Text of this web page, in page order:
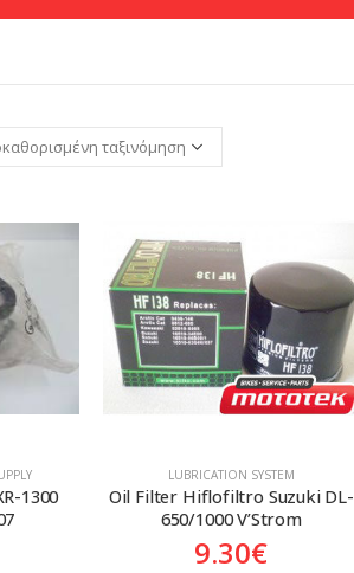
1300
LUBRICATION SYSTEM
Oil Filter Hiflofiltro Suzuki DL-
650/1000 V’Strom
9.30€